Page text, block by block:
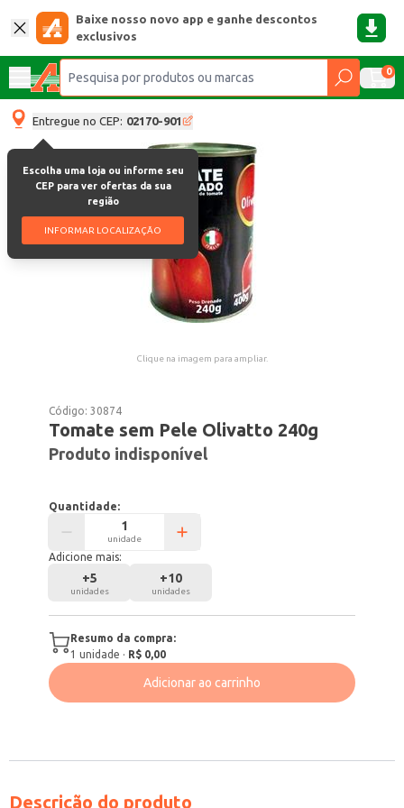
Baixe nosso novo app e ganhe descontos
exclusivos
0
Entregue no CEP: 02170-901
Escolha uma loja ou informe seu
CEP para ver ofertas da sua
região
INFORMAR LOCALIZAÇÃO
Clique na imagem para ampliar.
Código:30874
Tomate sem Pele Olivatto 240g
Produto indisponível
Quantidade:
unidade
Adicione mais:
+5
unidades
+10
unidades
Resumo da compra:
1 unidade · R$ 0,00
Adicionar ao carrinho
Descrição do produto